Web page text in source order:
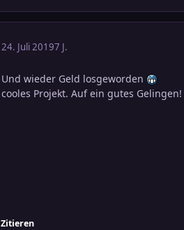
24. Juli 20197 J.
Und wieder Geld losgeworden
cooles Projekt. Auf ein gutes Gelingen!
Zitieren